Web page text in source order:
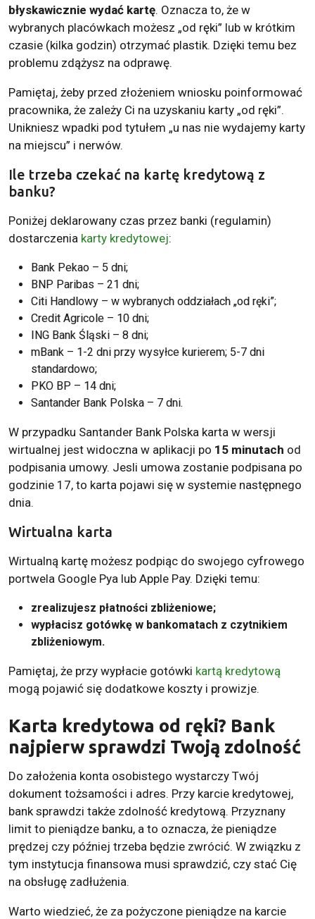
błyskawicznie wydać kartę. Oznacza to, że w
wybranych placówkach możesz „od ręki” lub w krótkim
czasie (kilka godzin) otrzymać plastik. Dzięki temu bez
problemu zdążysz na odprawę.
Pamiętaj, żeby przed złożeniem wniosku poinformować
pracownika, że zależy Ci na uzyskaniu karty „od ręki”.
Unikniesz wpadki pod tytułem „u nas nie wydajemy karty
na miejscu” i nerwów.
Ile trzeba czekać na kartę kredytową z
banku?
Poniżej deklarowany czas przez banki (regulamin)
dostarczenia karty kredytowej:
Bank Pekao – 5 dni;
BNP Paribas – 21 dni;
Citi Handlowy – w wybranych oddziałach „od ręki”;
Credit Agricole – 10 dni;
ING Bank Śląski – 8 dni;
mBank – 1-2 dni przy wysyłce kurierem; 5-7 dni
standardowo;
PKO BP – 14 dni;
Santander Bank Polska – 7 dni.
W przypadku Santander Bank Polska karta w wersji
wirtualnej jest widoczna w aplikacji po 15 minutach od
podpisania umowy. Jesli umowa zostanie podpisana po
godzinie 17, to karta pojawi się w systemie następnego
dnia.
Wirtualna karta
Wirtualną kartę możesz podpiąc do swojego cyfrowego
portwela Google Pya lub Apple Pay. Dzięki temu:
zrealizujesz płatności zbliżeniowe;
wypłacisz gotówkę w bankomatach z czytnikiem
zbliżeniowym.
Pamiętaj, że przy wypłacie gotówki kartą kredytową
mogą pojawić się dodatkowe koszty i prowizje.
Karta kredytowa od ręki? Bank
najpierw sprawdzi Twoją zdolność
Do założenia konta osobistego wystarczy Twój
dokument tożsamości i adres. Przy karcie kredytowej,
bank sprawdzi także zdolność kredytową. Przyznany
limit to pieniądze banku, a to oznacza, że pieniądze
prędzej czy później trzeba będzie zwrócić. W związku z
tym instytucja finansowa musi sprawdzić, czy stać Cię
na obsługę zadłużenia.
Warto wiedzieć, że za pożyczone pieniądze na karcie